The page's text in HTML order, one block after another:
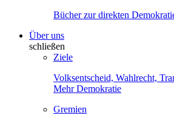
Bücher zur direkten
Über uns
schließen
Ziele
Volksentscheid, Wahlrecht,
Mehr Demokratie
Gremien